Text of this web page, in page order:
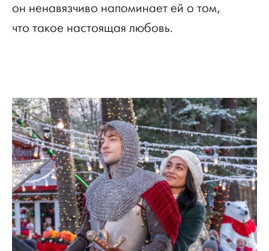
он ненавязчиво напоминает ей о том,
что такое настоящая любовь.